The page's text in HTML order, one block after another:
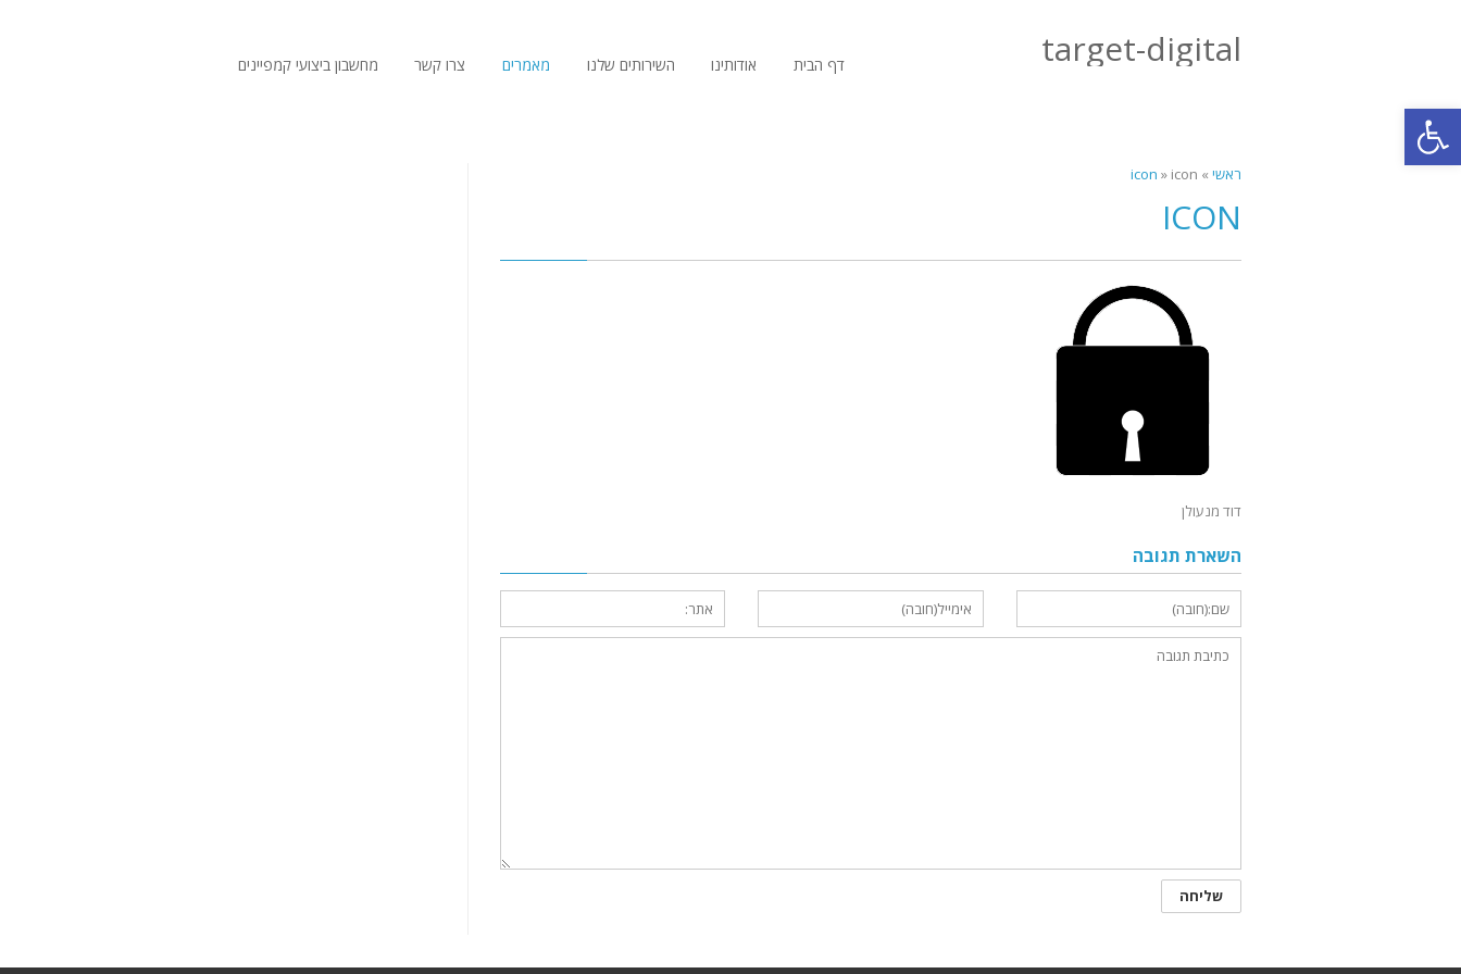
פתח סרגל נגישות
target-digital דף הבית אודותינו השירותים שלנו מאמרים צרו קשר מחשבון ביצועי קמפיינים
ראשי »
icon » icon
ICON
דוד מנעולן
השארת תגובה